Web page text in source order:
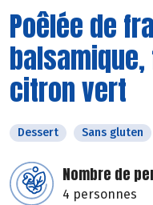
Poêlée de
citron vert
Dessert Sans gluten
Nombre de
4 personnes